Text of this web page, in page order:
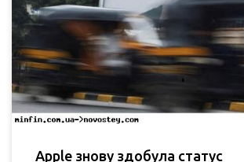
Apple знову здобула статус